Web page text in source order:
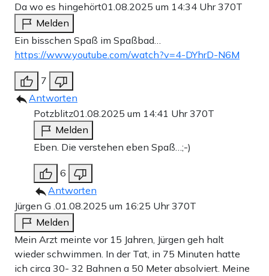
Da wo es hingehört01.08.2025 um 14:34 Uhr370T
Melden
Ein bisschen Spaß im Spaßbad…
https://www.youtube.com/watch?v=4-DYhrD-N6M
7
Antworten
Potzblitz01.08.2025 um 14:41 Uhr370T
Melden
Eben. Die verstehen eben Spaß…;-)
6
Antworten
Jürgen G .01.08.2025 um 16:25 Uhr370T
Melden
Mein Arzt meinte vor 15 Jahren, Jürgen geh halt
wieder schwimmen. In der Tat, in 75 Minuten hatte
ich circa 30- 32 Bahnen a 50 Meter absolviert. Meine